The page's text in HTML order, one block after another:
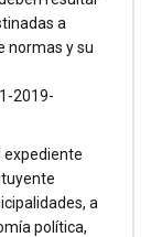
a
normas y su
2019-
expediente
a
política,